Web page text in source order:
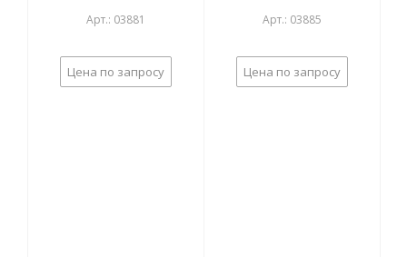
Арт.: 03881
Цена по запросу
Арт.: 03885
Цена по запросу